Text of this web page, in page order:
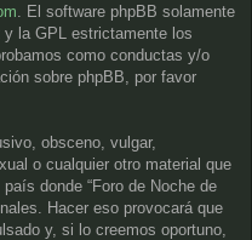
. El software phpBB solamente
la GPL estrictamente los
como conductas y/o
sobre phpBB, por favor
obsceno, vulgar,
o cualquier otro material que
donde “Foro de Noche de
Hacer eso provocará que
y, si lo creemos oportuno,